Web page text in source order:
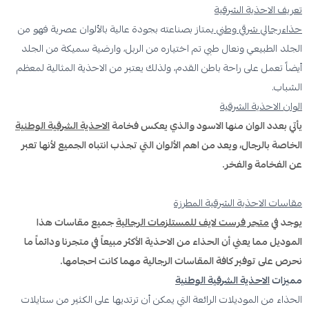
تعريف الاحذية الشرقية
حذاءرجالي شرقي وطنييمتاز بصناعته بجودة عالية بالألوان عصرية فهو من
الجلد الطبيعي ونعال طبي تم اختياره من الربل، وارضية سميكة من الجلد
أيضاً تعمل على راحة باطن القدم، ولذلك يعتبر من الاحذية المثالية لمعظم
الشباب.
الوان الاحذية الشرقية
يأتي بعدد الوان منها الاسود والذي يعكس فخامةالاحذية الشرقية الوطنية
الخاصة بالرجال، ويعد من اهم الألوان التي تجذب انتباه الجميع لأنها تعبر
عن الفخامة والفخر.
مقاسات الاحذية الشرقية المطرزة
يوجد فيمتجر فرست لايف للمستلزمات الرجاليةجميع مقاسات هذا
الموديل مما يعني أن الحذاء من الاحذية الأكثر مبيعاً في متجرنا ودائماً ما
نحرص على توفير كافة المقاسات الرجالية مهما كانت احجامها.
مميزاتالاحذية الشرقية الوطنية
الحذاء من الموديلات الرائعة التي يمكن أن ترتديها على الكثير من ستايلات